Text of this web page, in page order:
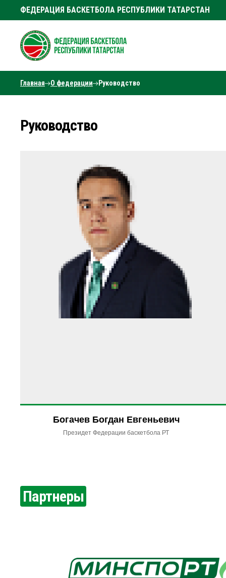
ФЕДЕРАЦИЯ БАСКЕТБОЛА РЕСПУБЛИКИ ТАТАРСТАН
Главная О федерации Руководство
Руководство
Богачев Богдан Евгеньевич
Президет Федерации баскетбола РТ
Партнеры